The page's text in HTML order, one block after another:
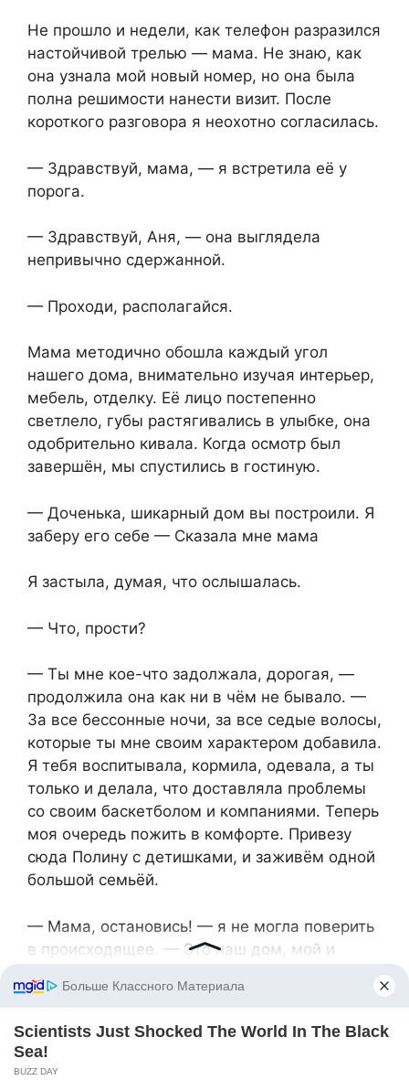
Не прошло и недели, как телефон разразился
настойчивой трелью — мама. Не знаю, как
она узнала мой новый номер, но она была
полна решимости нанести визит. После
короткого разговора я неохотно согласилась.
— Здравствуй, мама, — я встретила её у
порога.
— Здравствуй, Аня, — она выглядела
непривычно сдержанной.
— Проходи, располагайся.
Мама методично обошла каждый угол
нашего дома, внимательно изучая интерьер,
мебель, отделку. Её лицо постепенно
светлело, губы растягивались в улыбке, она
одобрительно кивала. Когда осмотр был
завершён, мы спустились в гостиную.
— Доченька, шикарный дом вы построили. Я
заберу его себе — Сказала мне мама
Я застыла, думая, что ослышалась.
— Что, прости?
— Ты мне кое-что задолжала, дорогая, —
продолжила она как ни в чём не бывало. —
За все бессонные ночи, за все седые волосы,
которые ты мне своим характером добавила.
Я тебя воспитывала, кормила, одевала, а ты
только и делала, что доставляла проблемы
со своим баскетболом и компаниями. Теперь
моя очередь пожить в комфорте. Привезу
сюда Полину с детишками, и заживём одной
большой семьёй.
— Мама, остановись! — я не могла поверить
в происходящее. — Это наш дом, мой и
вложили сюда не только деньги, но и душу.
— Не каких-то чужих людей приглашаю, а